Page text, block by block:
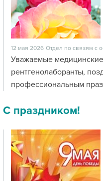
12 мая 2026 Отдел по связям с
Уважаемые
рентгенолаборанты,
профессиональным
С праздником!